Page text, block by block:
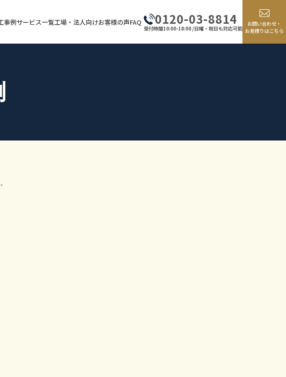
事例サービス一覧工場・法人向けお客様の声FAQ 0120-03-8814
受付時間10:00-18:00 /日曜・祝日も対応可能
お問い合わせ・
お見積りはこちら